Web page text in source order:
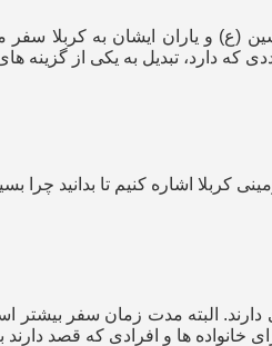
(ع) و یاران ایشان به کربلا
که دارد، تبدیل به یکی از گزینه‌
کربلا اشاره کنیم تا بدانید چرا
البته مدت زمان سفر بیشتر
ها و افرادی که قصد